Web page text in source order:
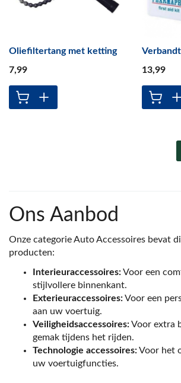
Oliefiltertang met ketting
7,99
13,99
Ons Aanbod
Onze categorie Auto Accessoires bevat
producten:
Interieuraccessoires:Voor een
stijlvollere binnenkant.
Exterieuraccessoires:Voor een
aan uw voertuig.
Veiligheidsaccessoires:Voor extra
gemak tijdens het rijden.
Technologie accessoires:Voor het
uw voertuigfuncties.